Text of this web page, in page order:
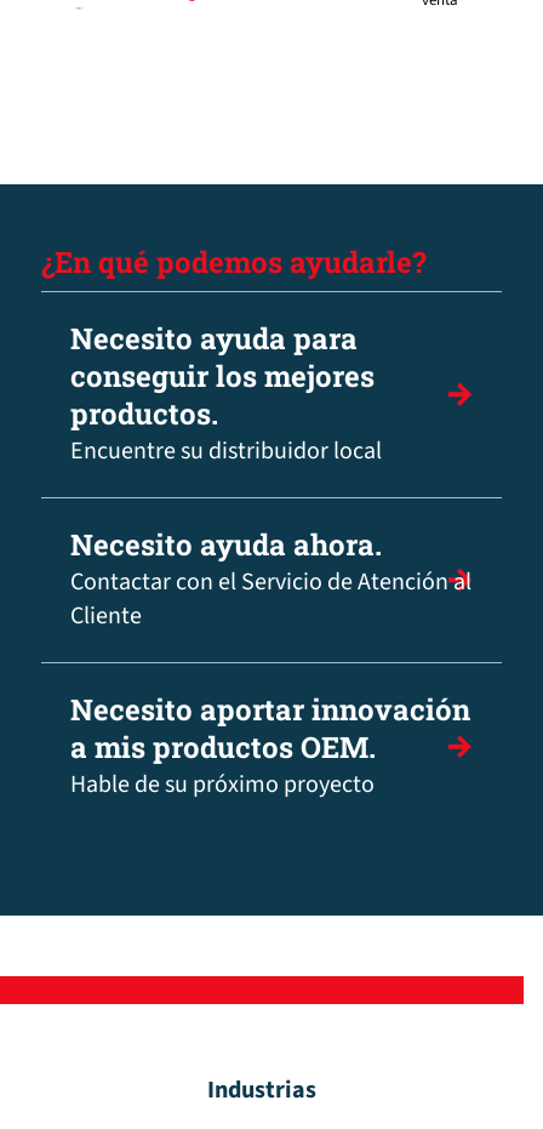
¿En qué podemos ayudarle?
Necesito ayuda para
conseguir los mejores
productos.
Encuentre su distribuidor local
Necesito ayuda ahora.
Contactar con el Servicio de Atención al
Cliente
Necesito aportar innovación
a mis productos OEM.
Hable de su próximo proyecto
Industrias